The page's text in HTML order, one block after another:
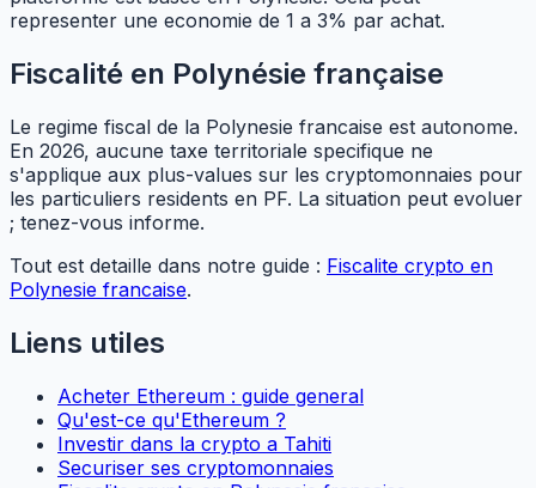
representer une economie de 1 a 3% par achat.
Fiscalité en Polynésie française
Le regime fiscal de la Polynesie francaise est autonome.
En 2026, aucune taxe territoriale specifique ne
s'applique aux plus-values sur les cryptomonnaies pour
les particuliers residents en PF. La situation peut evoluer
; tenez-vous informe.
Tout est detaille dans notre guide : Fiscalite crypto en
Polynesie francaise.
Liens utiles
Acheter Ethereum : guide general
Qu'est-ce qu'Ethereum ?
Investir dans la crypto a Tahiti
Securiser ses cryptomonnaies